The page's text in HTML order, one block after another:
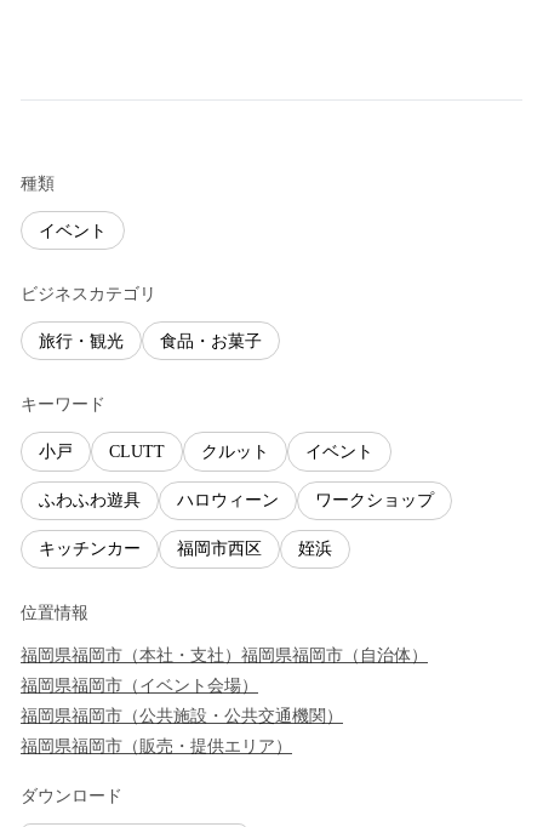
種類
イベント
ビジネスカテゴリ
旅行・観光 食品・お菓子
キーワード
小戸 CLUTT クルット イベント
ふわふわ遊具 ハロウィーン ワークショップ
キッチンカー 福岡市西区 姪浜
位置情報
福岡県福岡市 （本社・支社 ） 福岡県福岡市 （ 自治体）
福岡県福岡市 （ イベント会場）
福岡県福岡市 （公共施設・公共交通機関 ）
福岡県福岡市 （ 販売・提供エリア ）
ダウンロード